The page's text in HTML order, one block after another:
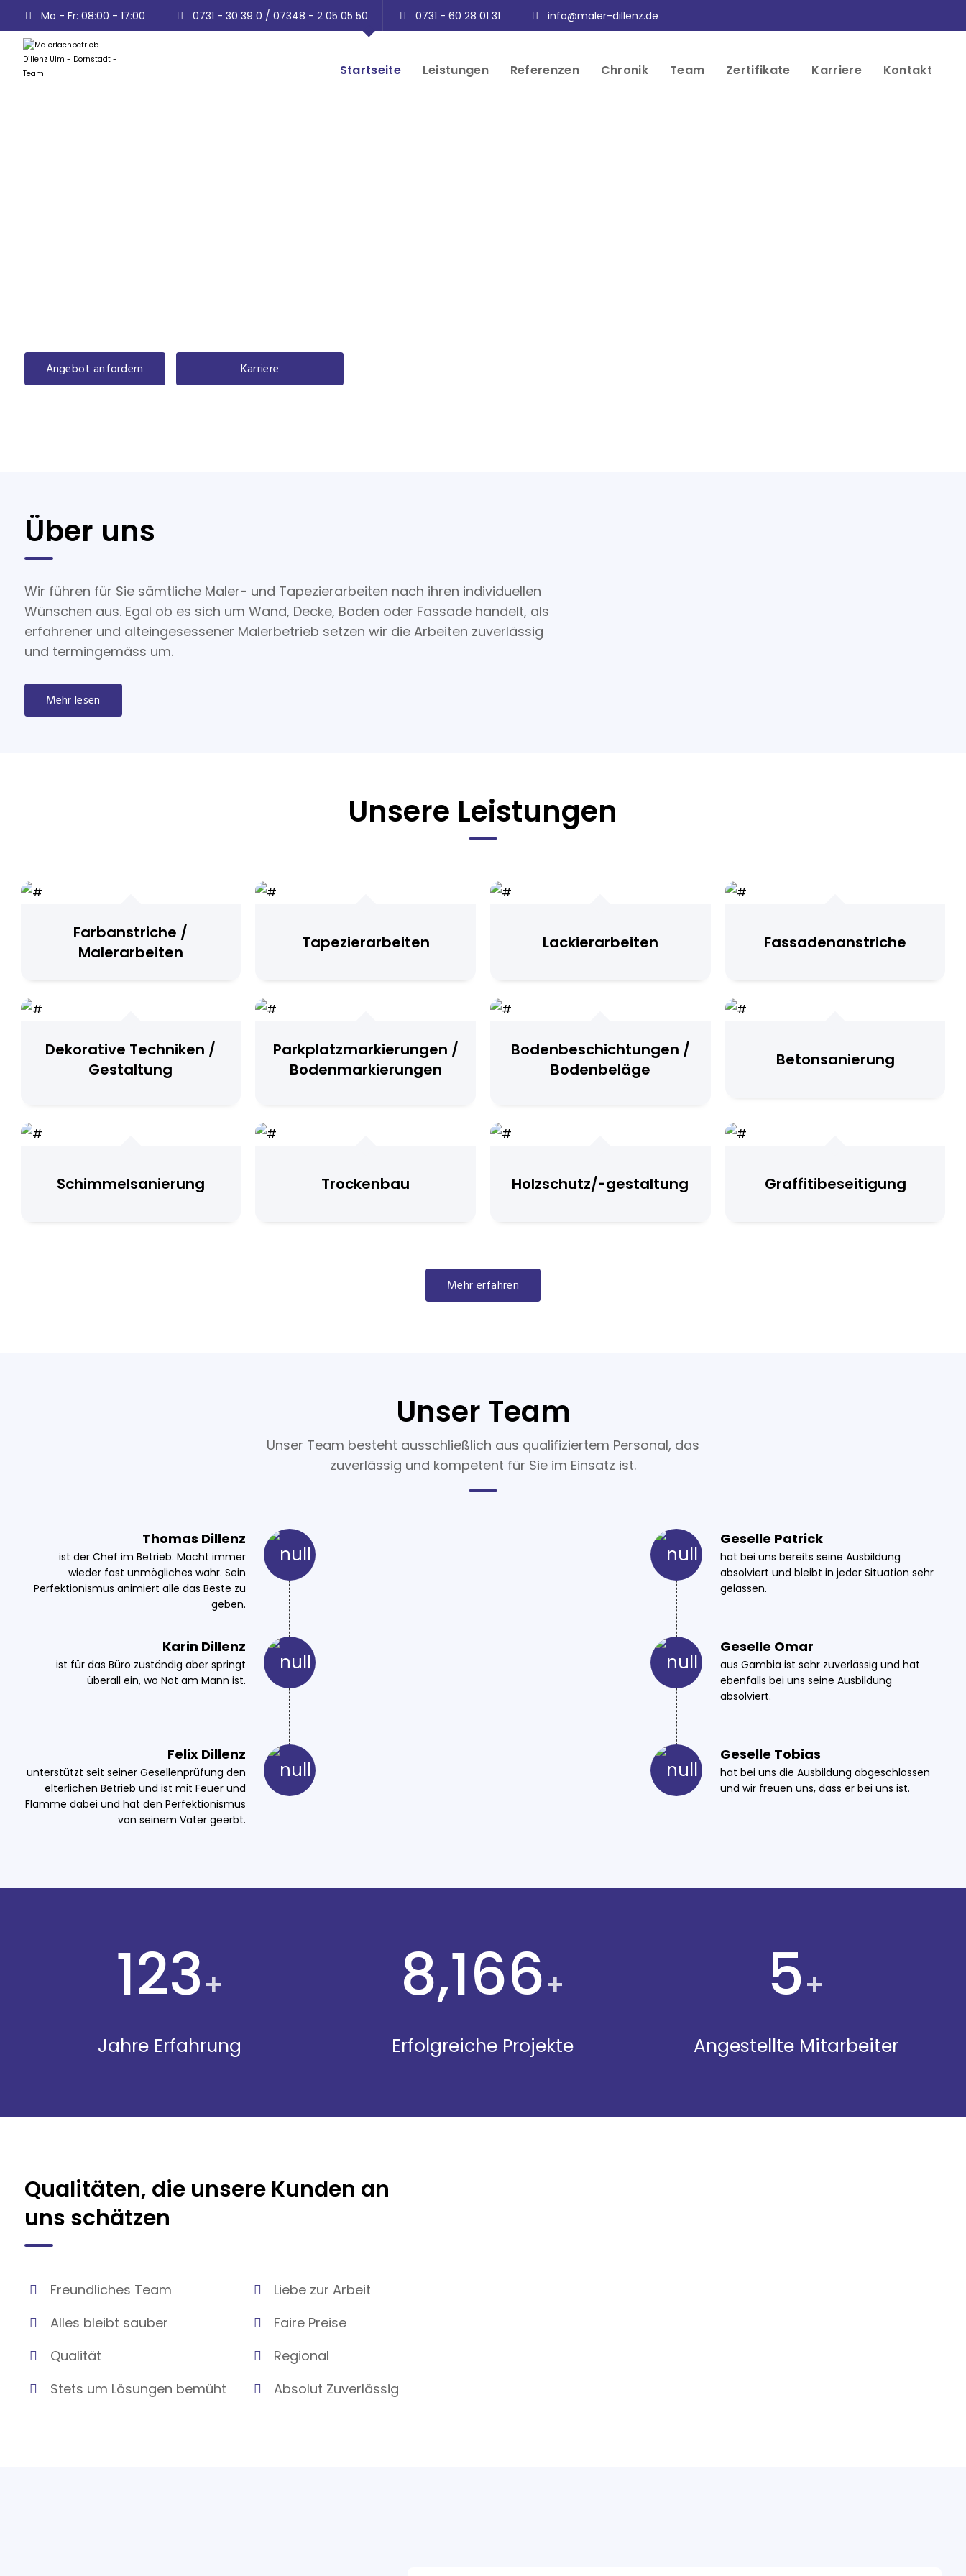
Mo - Fr: 08:00 - 17:00 0731 - 30 39 0 / 07348 - 2 05 05 50 0731 - 60 28 01 31 info@maler-dillenz.de
Startseite Leistungen Referenzen Chronik Team Zertifikate Karriere Kontakt
Angebot anfordern Karriere
Über uns
Wir führen für Sie sämtliche Maler- und Tapezierarbeiten nach ihren individuellen
Wünschen aus. Egal ob es sich um Wand, Decke, Boden oder Fassade handelt, als
erfahrener und alteingesessener Malerbetrieb setzen wir die Arbeiten zuverlässig
und termingemäss um.
Mehr lesen
Unsere Leistungen
Farbanstriche /
Malerarbeiten
Tapezierarbeiten Lackierarbeiten Fassadenanstriche
Dekorative Techniken /
Gestaltung
Parkplatzmarkierungen /
Bodenmarkierungen
Bodenbeschichtungen /
Bodenbeläge
Betonsanierung
Schimmelsanierung Trockenbau Holzschutz/-gestaltung Graffitibeseitigung
Mehr erfahren
Unser Team
Unser Team besteht ausschließlich aus qualifiziertem Personal, das
zuverlässig und kompetent für Sie im Einsatz ist.
Thomas Dillenz
ist der Chef im Betrieb. Macht immer
wieder fast unmögliches wahr. Sein
Perfektionismus animiert alle das Beste zu
geben.
Karin Dillenz
ist für das Büro zuständig aber springt
überall ein, wo Not am Mann ist.
Felix Dillenz
unterstützt seit seiner Gesellenprüfung den
elterlichen Betrieb und ist mit Feuer und
Flamme dabei und hat den Perfektionismus
von seinem Vater geerbt.
Geselle Patrick
hat bei uns bereits seine Ausbildung
absolviert und bleibt in jeder Situation sehr
gelassen.
Geselle Omar
aus Gambia ist sehr zuverlässig und hat
ebenfalls bei uns seine Ausbildung
absolviert.
Geselle Tobias
hat bei uns die Ausbildung abgeschlossen
und wir freuen uns, dass er bei uns ist.
148+
Jahre Erfahrung
9,852+
Erfolgreiche Projekte
5+
Angestellte Mitarbeiter
Qualitäten, die unsere Kunden an
uns schätzen
Freundliches Team
Liebe zur Arbeit
Alles bleibt sauber
Faire Preise
Qualität
Regional
Stets um Lösungen bemüht
Absolut Zuverlässig